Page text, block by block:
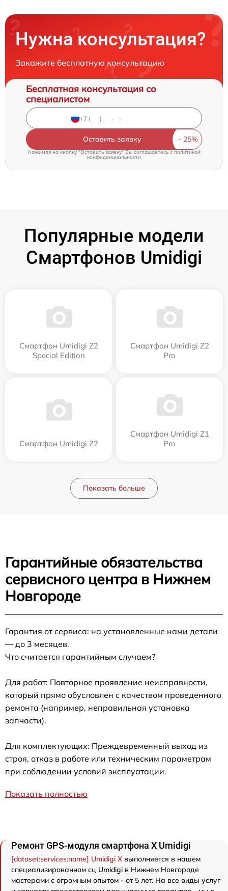
Нужна консультация?
Закажите бесплатную консультацию
Бесплатная консультация со
специалистом
Оставить заявку
Нажимая на кнопку "Оставить заявку" Вы соглашаетесь c политикой
конфиденциальности
Популярные модели
Смартфонов Umidigi
Смартфон Umidigi Z2
Special Edition
Смартфон Umidigi Z2
Pro
Смартфон Umidigi Z2
Смартфон Umidigi Z1
Pro
Показать больше
Гарантийные обязательства
сервисного центра в Нижнем
Новгороде
Гарантия от сервиса: на установленные нами детали
— до 3 месяцев.
Что считается гарантийным случаем?
Для работ: Повторное проявление неисправности,
который прямо обусловлен с качеством проведенного
ремонта (например, неправильная установка
запчасти).
Для комплектующих: Преждевременный выход из
строя, отказ в работе или техническим параметрам
при соблюдении условий эксплуатации.
Показать полностью
Ремонт GPS-модуля смартфона X Umidigi
[dataset:services:name] Umidigi X выполняется в нашем
специализированном сц Umidigi в Нижнем Новгороде
мастерами с огромным опытом - от 5 лет. На все виды услуг